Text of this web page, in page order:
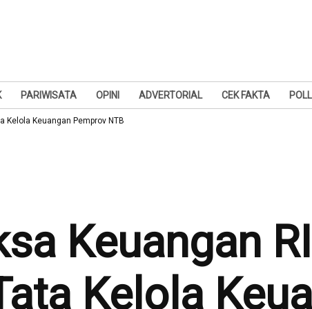
PARIWISATA OPINI ADVERTORIAL CEK FAKTA
Kelola Keuangan Pemprov NTB
Keuangan
Kelola